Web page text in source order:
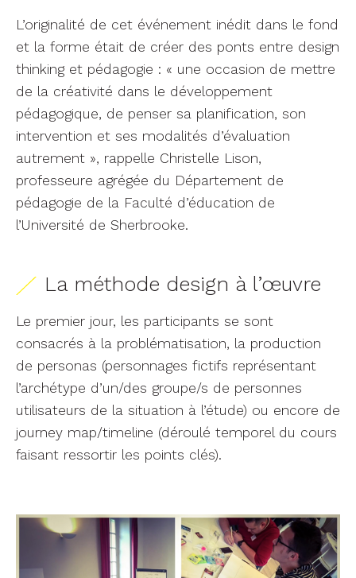
L’originalité de cet événement inédit dans le fond
et la forme était de créer des ponts entre design
thinking et pédagogie : « une occasion de mettre
de la créativité dans le développement
pédagogique, de penser sa planification, son
intervention et ses modalités d’évaluation
autrement », rappelle Christelle Lison,
professeure agrégée du Département de
pédagogie de la Faculté d’éducation de
l’Université de Sherbrooke.
La méthode design à l’œuvre
Le premier jour, les participants se sont
consacrés à la problématisation, la production
de personas (personnages fictifs représentant
l’archétype d’un/des groupe/s de personnes
utilisateurs de la situation à l’étude) ou encore de
journey map/timeline (déroulé temporel du cours
faisant ressortir les points clés).